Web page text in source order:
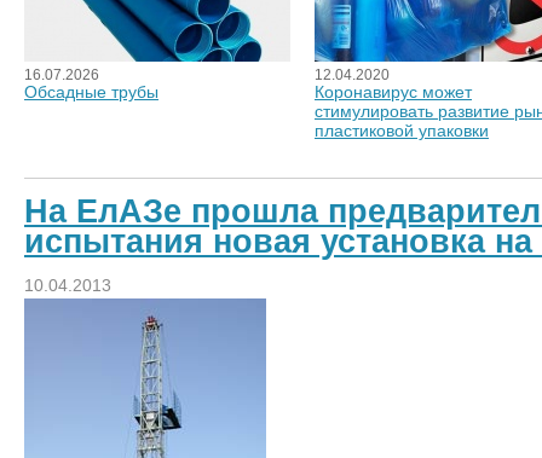
16.07.2026
Обсадные трубы
12.04.2020
Коронавирус может
стимулировать развитие
пластиковой упаковки
На ЕлАЗе прошла
испытания новая установка
10.04.2013